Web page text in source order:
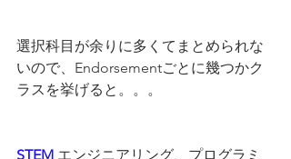
選択科目が余りに多くてまとめられな
いので、Endorsementごとに幾つかク
ラスを挙げると。。。
STEM エンジニアリング、プログラミ